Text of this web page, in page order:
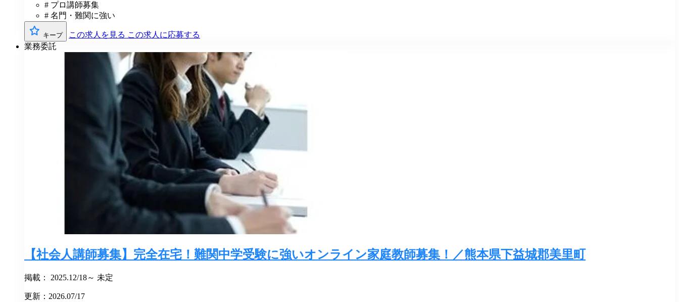
# プロ講師募集
# 名門・難関に強い
キープ この求人を見る この求人に応募する
業務委託
【社会人講師募集】完全在宅！難関中学受験に強いオンライン家庭教師募集！／熊本県下益城郡美里町
掲載： 2025.12/18～ 未定
更新：2026.07/17